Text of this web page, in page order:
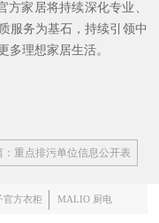
方家居将持续深化专业、
服务为基石，持续引领中
多理想家居生活。
：重点排污单位信息公开表
官方衣柜 MALIO 厨电